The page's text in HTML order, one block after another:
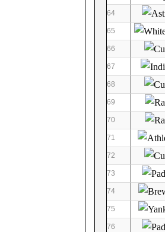
64
65
66
67
68
69
70
71
72
73
74
75
76